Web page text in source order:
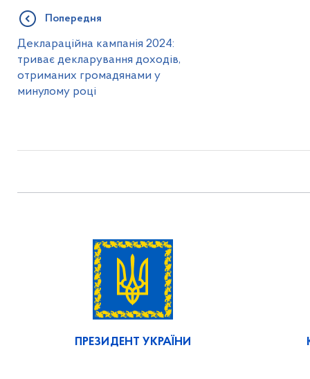
Попередня
Деклараційна кампанія 2024:
триває декларування доходів,
отриманих громадянами у
минулому році
ПРЕЗИДЕНТ УКРАЇНИ